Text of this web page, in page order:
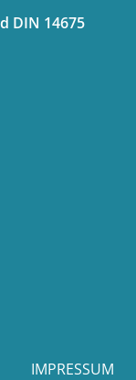
DIN 14675
IMPRESSUM